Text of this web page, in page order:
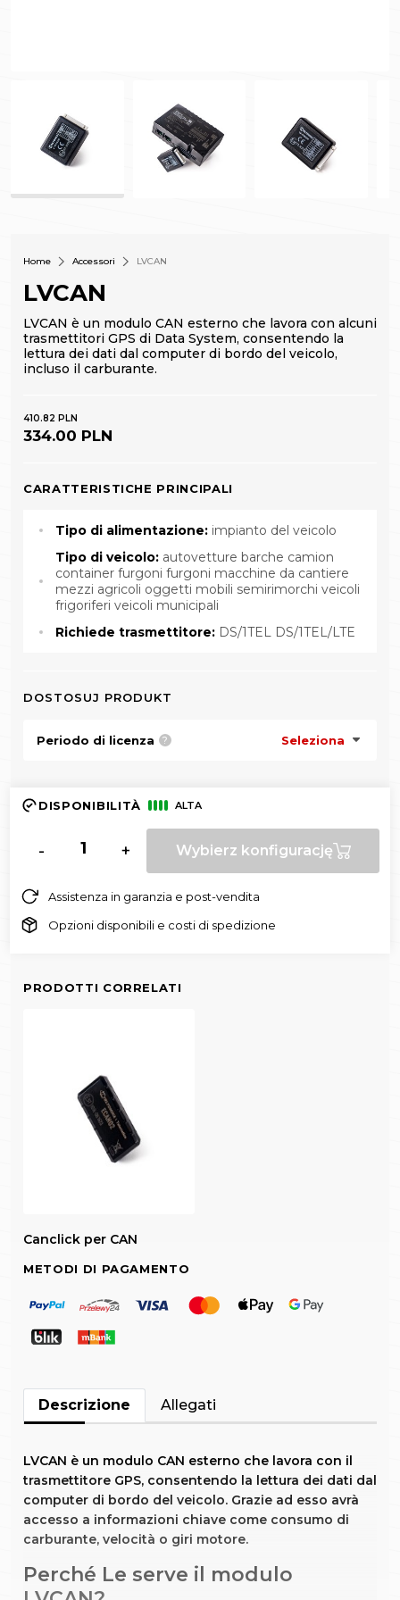
Home Accessori LVCAN
LVCAN
LVCAN è un modulo CAN esterno che lavora con alcuni
trasmettitori GPS di Data System, consentendo la
lettura dei dati dal computer di bordo del veicolo,
incluso il carburante.
410.82 PLN
334.00 PLN
CARATTERISTICHE PRINCIPALI
Tipo di alimentazione: impianto del veicolo
Tipo di veicolo: autovetture barche camion
container furgoni furgoni macchine da cantiere
mezzi agricoli oggetti mobili semirimorchi veicoli
frigoriferi veicoli municipali
Richiede trasmettitore: DS/1TEL DS/1TEL/LTE
DOSTOSUJ PRODUKT
Periodo di licenza ? Seleziona
DISPONIBILITÀ ALTA
- + Wybierz konfigurację
Assistenza in garanzia e post-vendita
Opzioni disponibili e costi di spedizione
PRODOTTI CORRELATI
Canclick per CAN
METODI DI PAGAMENTO
Descrizione Allegati
LVCAN è un modulo CAN esterno che lavora con il
trasmettitore GPS, consentendo la lettura dei dati dal
computer di bordo del veicolo. Grazie ad esso avrà
accesso a informazioni chiave come consumo di
carburante, velocità o giri motore.
Perché Le serve il modulo